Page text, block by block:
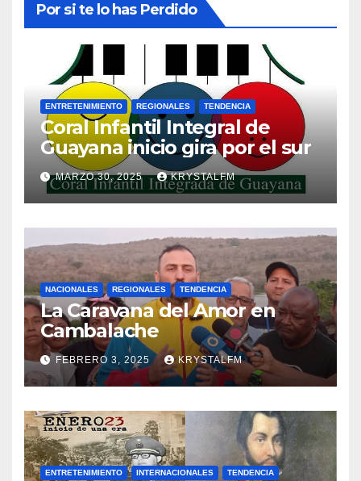
Por si te lo has Perdido
ENTRETENIMIENTO REGIONALES TENDENCIA
Coral Infantil Integral de
Guayana inicio gira por el sur
MARZO 30, 2025 KRYSTALFM
NACIONALES REGIONALES TENDENCIA
La Caravana del Amor en
Cambalache
FEBRERO 3, 2025 KRYSTALFM
ENTRETENIMIENTO INTERNACIONALES TENDENCIA